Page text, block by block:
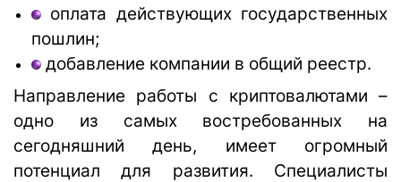
оплата действующих государственных
пошлин;
добавление компании в общий реестр.
Направление работы с криптовалютами –
одно из самых востребованных на
сегодняшний день, имеет огромный
потенциал для развития. Специалисты